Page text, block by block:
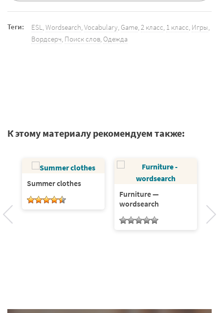
Теги: ESL,Wordsearch,Vocabulary, Game,2 класс, 1 класс, Игры,
Вордсерч, Поиск слов, Одежда
К этому материалу рекомендуем также:
Summer clothes
Furniture —
wordsearch